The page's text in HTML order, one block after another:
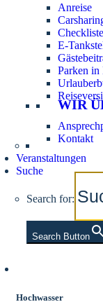
Anreise
E-
Parken in
WIR
Kontakt
Veranstaltungen
Suche
Search for:
Search Button
Hochwasser